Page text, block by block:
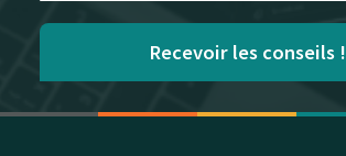
Recevoir les conseils !